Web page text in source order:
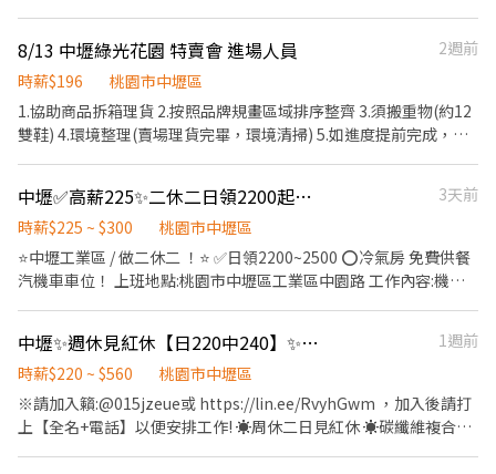
排 加入後請留言【姓名✚電話✚截圖，會優先為您服務】 ✅免服務
費 ✅ 專員服務 ✅ 安心面試 🎇職缺很快補滿，心動不如馬上行動🎈
8/13 中壢綠光花園 特賣會 進場人員
2週前
時薪$196
桃園市中壢區
1.協助商品拆箱理貨 2.按照品牌規畫區域排序整齊 3.須搬重物(約12
雙鞋) 4.環境整理(賣場理貨完畢，環境清掃) 5.如進度提前完成，依
中壢✅高薪225✨二休二日領2200起⭐汽機車車位⭕RJ108
3天前
時薪$225 ~ $300
桃園市中壢區
⭐中壢工業區 / 做二休二 ！⭐ ✅日領2200~2500 ⭕冷氣房 免費供餐
汽機車車位！ 上班地點:桃園市中壢區工業區中園路 工作內容:機台
09:00-09:30/14:00-14:30(兩次各30分鐘) ⭐夜 19:30-07:40⭐用餐：
23:30-00:00/05:30-06:10 間休：21:00-21:30/02:00-02:30(兩次各
30分鐘) ★1~2週下夜班 加班均為休假日加班★ ⭕免費午晚餐/消夜/
早點 附有微波爐 ⭐汽機車車位 15日發薪 ✅任職滿三個月體檢費全免
中壢✨週休見紅休【日220中240】✨可日領1600-2500
1週前
時薪$220 ~ $560
桃園市中壢區
※請加入籟:@015jzeue或 https://lin.ee/RvyhGwm ，加入後請打
上【全名+電話】以便安排工作! ☀️周休二日見紅休 ☀️碳纖維複合材